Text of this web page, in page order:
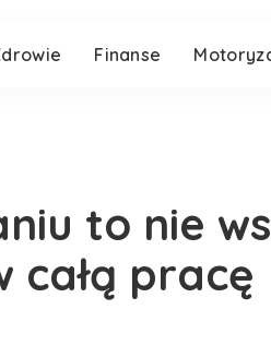
Finanse
to nie
całą pracę